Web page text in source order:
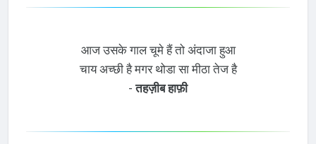
आज उसके गाल चूमे हैं तो अंदाजा हुआ
चाय अच्छी है मगर थोडा सा मीठा तेज है
-तहज़ीब हाफ़ी